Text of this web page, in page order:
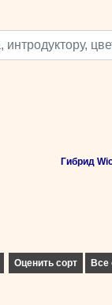
Гибрид
Оценить сорт Все